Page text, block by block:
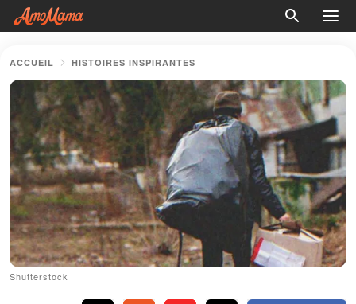
ACCUEIL HISTOIRES INSPIRANTES
Shutterstock